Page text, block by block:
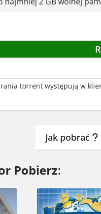
torrent występują w
Jak pobrać
Pobierz: